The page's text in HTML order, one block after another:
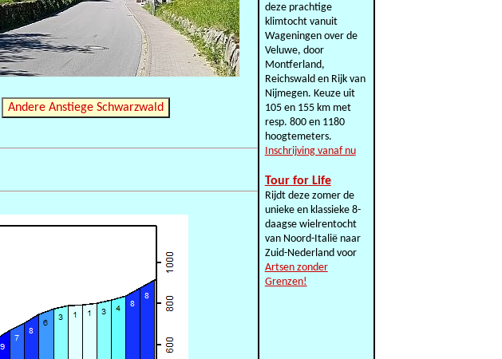
Andere Anstiege Schwarzwald
deze prachtige
klimtocht vanuit
Wageningen over de
Veluwe, door
Montferland,
Reichswald en Rijk van
Nijmegen. Keuze uit
105 en 155 km met
resp. 800 en 1180
hoogtemeters.
Inschrijving vanaf nu
Tour for Life
Rijdt deze zomer de
unieke en klassieke 8-
daagse wielrentocht
van Noord-Italië naar
Zuid-Nederland voor
Artsen zonder
Grenzen!